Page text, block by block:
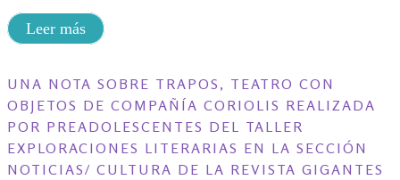
Leer más
UNA NOTA SOBRE TRAPOS, TEATRO CON
OBJETOS DE COMPAÑÍA CORIOLIS REALIZADA
POR PREADOLESCENTES DEL TALLER
EXPLORACIONES LITERARIAS EN LA SECCIÓN
NOTICIAS/ CULTURA DE LA REVISTA GIGANTES